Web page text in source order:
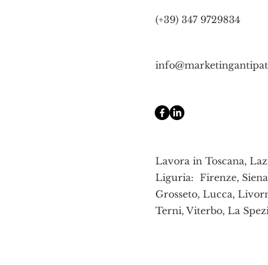
(+39) 347 9729834
Lavora in Toscana,
Liguria: Firenze,
Grosseto, Lucca,
Terni, Viterbo, La